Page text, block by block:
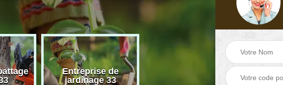
Entreprise de
jardinage 33
Entreprise élagage